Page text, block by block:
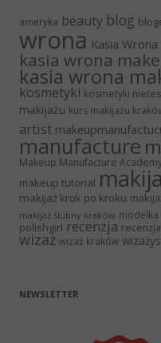
ameryka beauty blog
wrona Kasia
kasia wrona
kasia wrona
kosmetyki kosmetyki
makijażu kurs makijażu
artist
manufacture
Makeup Manufacture
makeup tutorial
makijaż krok po kroku
makijaż ślubny kraków modelka
polishgirl recenzja
wizaż wizaż kraków
NEWSLETTER